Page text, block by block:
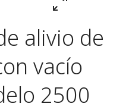
alivio de
vacío
2500